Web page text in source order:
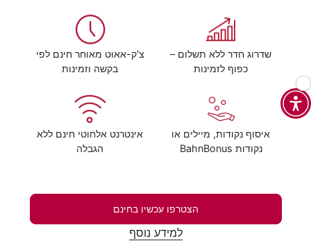
שדרוג חדר ללא תשלום –
כפוף לזמינות
צ'ק-אאוט מאוחר חינם לפי
בקשה וזמינות
איסוף נקודות, מיילים או
נקודות BahnBonus
אינטרנט אלחוטי חינם ללא
הגבלה
הצטרפו עכשיו בחינם
למידע נוסף